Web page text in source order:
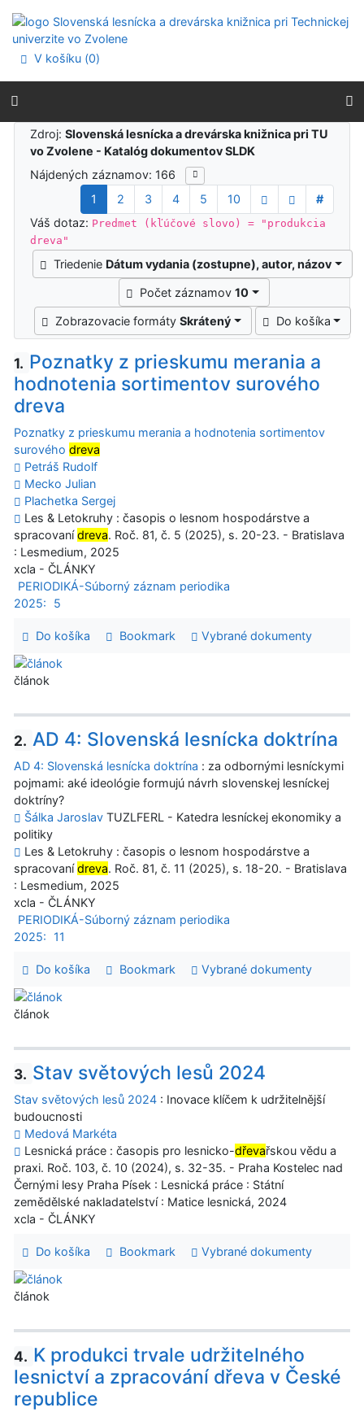
Prejsť na menu
Prehlásenie o webovej prístupnosti
V košíku (0)
Výsledky vyhľadávania
Zdroj:Slovenská lesnícka a drevárska knižnica pri TU
vo Zvolene - Katalóg dokumentov SLDK
Nájdených záznamov: 166
1
2 3 4 5 10
#
Váš dotaz: Predmet (kľúčové slovo) = "produkcia
dreva"
Triedenie Dátum vydania (zostupne), autor, názov
Počet záznamov10
Zobrazovacie formátySkrátený Do košíka
1. Poznatky z prieskumu merania a
hodnotenia sortimentov surového
dreva
Poznatky z prieskumu merania a hodnotenia sortimentov
surového dreva
Petráš Rudolf
Mecko Julian
Plachetka Sergej
Les & Letokruhy : časopis o lesnom hospodárstve a
spracovanídreva. Roč. 81, č. 5 (2025), s. 20-23. - Bratislava
: Lesmedium, 2025
xcla - ČLÁNKY
PERIODIKÁ-Súborný záznam periodika
2025:
5
Do košíka Bookmark Vybrané dokumenty
článok
2. AD 4: Slovenská lesnícka doktrína
AD 4: Slovenská lesnícka doktrína : za odbornými lesníckymi
pojmami: aké ideológie formujú návrh slovenskej lesníckej
doktríny?
Šálka Jaroslav TUZLFERL - Katedra lesníckej ekonomiky a
politiky
Les & Letokruhy : časopis o lesnom hospodárstve a
spracovanídreva. Roč. 81, č. 11 (2025), s. 18-20. - Bratislava
: Lesmedium, 2025
xcla - ČLÁNKY
PERIODIKÁ-Súborný záznam periodika
2025:
11
Do košíka Bookmark Vybrané dokumenty
článok
3. Stav světových lesů 2024
Stav světových lesů 2024 : Inovace klíčem k udržitelnější
budoucnosti
Medová Markéta
Lesnická práce : časopis pro lesnicko-dřevařskou vědu a
praxi. Roč. 103, č. 10 (2024), s. 32-35. - Praha Kostelec nad
Černými lesy Praha Písek : Lesnická práce : Státní
zemědělské nakladatelství : Matice lesnická, 2024
xcla - ČLÁNKY
Do košíka Bookmark Vybrané dokumenty
článok
4. K produkci trvale udržitelného
lesnictví a zpracování dřeva v České
republice